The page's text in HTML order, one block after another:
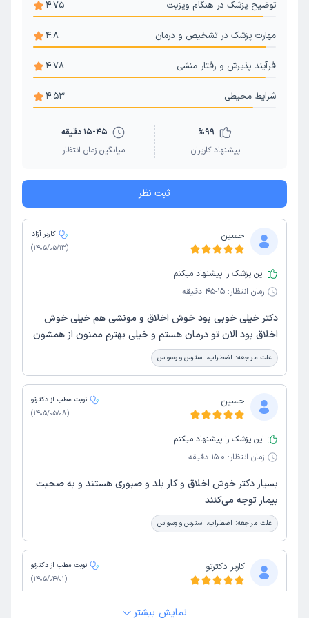
توضیح پزشک در هنگام ویزیت 4.75
مهارت پزشک در تشخیص و درمان 4.8
فرآیند پذیرش و رفتار منشی 4.78
شرایط محیطی 4.53
%99
پیشنهاد کاربران
15-45 دقیقه
میانگین زمان انتظار
ثبت نظر
حسین
کاربر آزاد
(
1405/05/13
)
این پزشک را پیشنهاد میکنم
زمان انتظار: 15-45 دقیقه
دکتر خیلی خوبی بود خوش اخلاق و مونشی هم خیلی خوش
اخلاق بود الان تو درمان هستم و خیلی بهترم ممنون از همشون
علت مراجعه: اضطراب، استرس و وسواس
حسین
نوبت مطب از دکترتو
(
1405/05/08
)
این پزشک را پیشنهاد میکنم
زمان انتظار: 0-15 دقیقه
بسیار دکتر خوش اخلاق و کار بلد و صبوری هستند و به صحبت
بیمار توجه می‌کنند
علت مراجعه: اضطراب، استرس و وسواس
کاربر دکترتو
نوبت مطب از دکترتو
(
1405/04/01
)
نمایش بیشتر